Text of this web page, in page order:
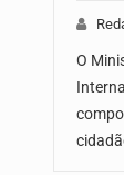
O